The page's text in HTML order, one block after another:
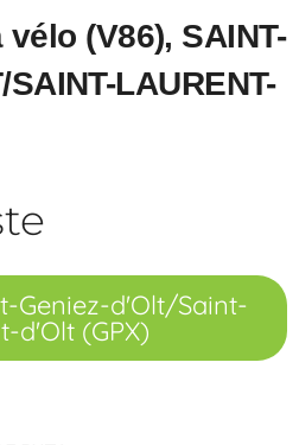
(V86), SAINT-
LAURENT-
Geniez-d'Olt/Saint-
d'Olt (GPX)